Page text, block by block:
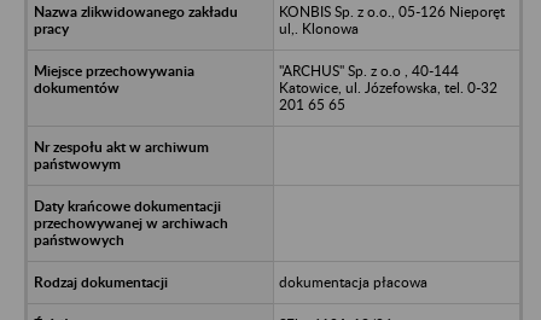
KONBIS Sp. z o.o., 05-126 Nieporęt
ul,. Klonowa
"ARCHUS" Sp. z o.o , 40-144
Katowice, ul. Józefowska, tel. 0-32
201 65 65
dokumentacja płacowa